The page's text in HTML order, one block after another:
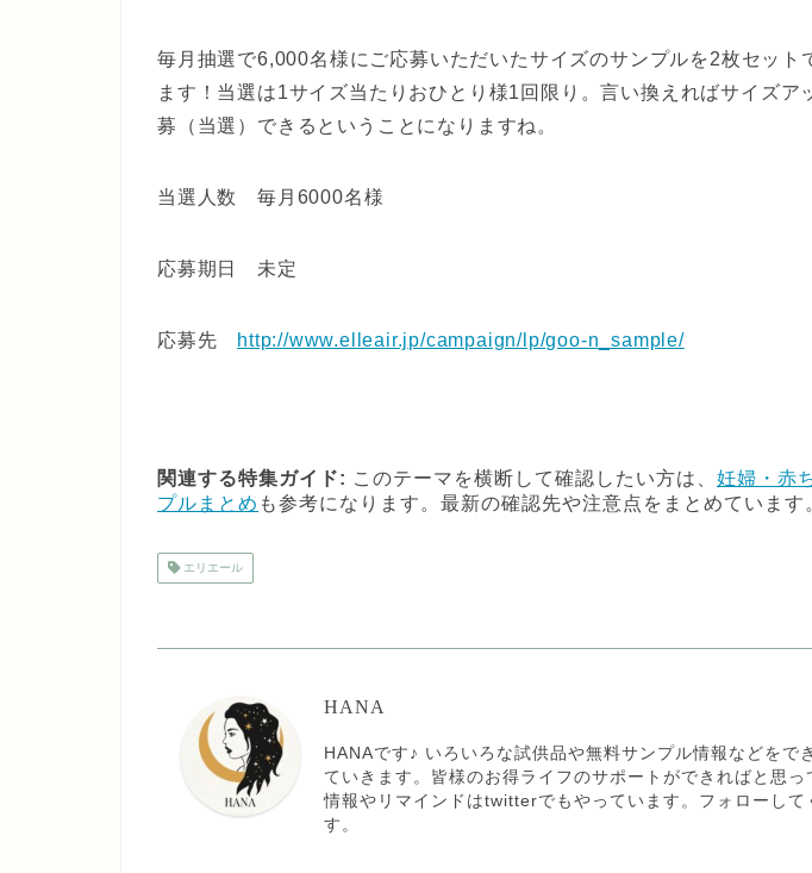
毎月抽選で6,000名様にご応募いただいたサイズのサンプルを2枚セット
ます！当選は1サイズ当たりおひとり様1回限り。言い換えればサイズア
募（当選）できるということになりますね。
当選人数 毎月6000名様
応募期日 未定
応募先 http://www.elleair.jp/campaign/lp/goo-n_sample/
関連する特集ガイド: このテーマを横断して確認したい方は、 妊婦・赤
プルまとめ も参考になります。最新の確認先や注意点をまとめています
エリエール
HANA
HANAです♪ いろいろな試供品や無料サンプル情報などをで
ていきます。皆様のお得ライフのサポートができればと思っ
情報やリマインドはtwitterでもやっています。フォローして
す。